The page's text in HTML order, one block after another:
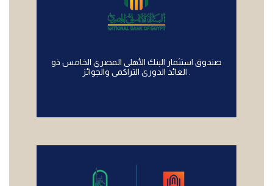
صندوق استثمار البنك الأهلى المصري الخامس ذو
العائد الدورى التراكمى والجوائز .